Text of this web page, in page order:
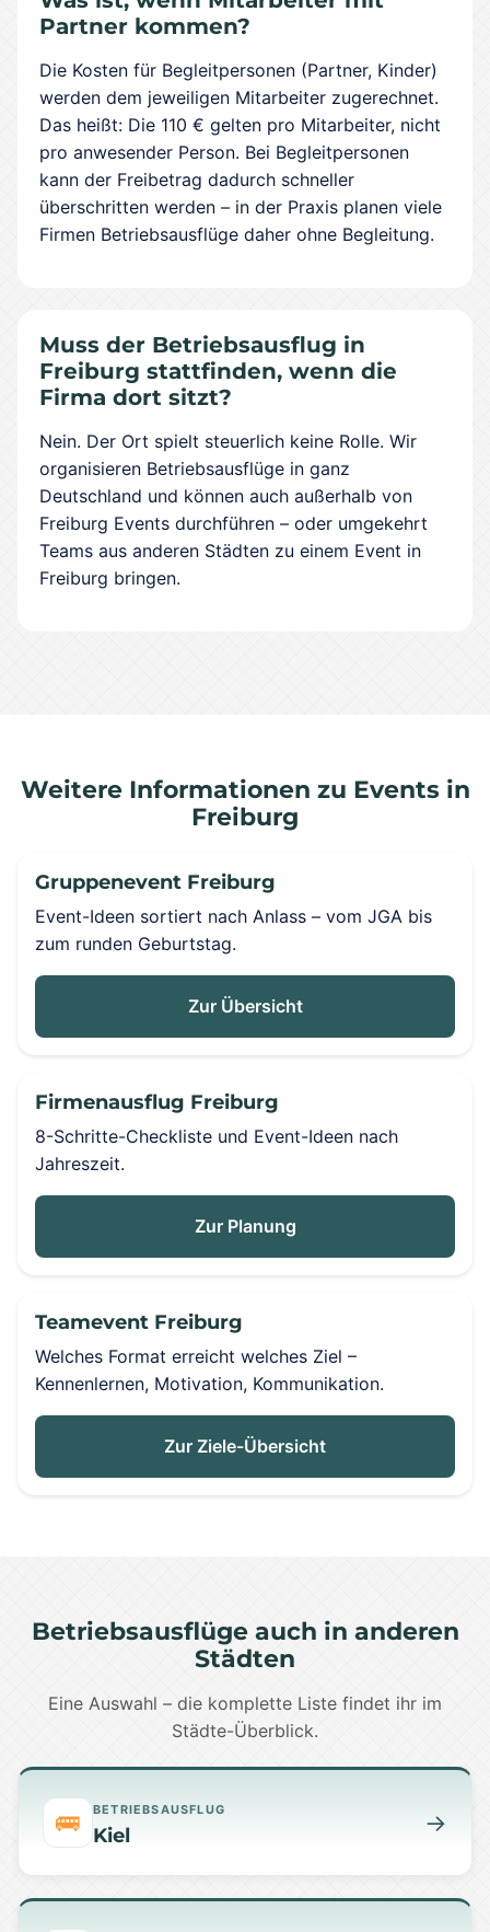
Partner kommen?
Die Kosten für Begleitpersonen (Partner, Kinder)
werden dem jeweiligen Mitarbeiter zugerechnet.
Das heißt: Die 110 € gelten pro Mitarbeiter, nicht
pro anwesender Person. Bei Begleitpersonen
kann der Freibetrag dadurch schneller
überschritten werden – in der Praxis planen viele
Firmen Betriebsausflüge daher ohne Begleitung.
Muss der Betriebsausflug in
Freiburg stattfinden, wenn die
Firma dort sitzt?
Nein. Der Ort spielt steuerlich keine Rolle. Wir
organisieren Betriebsausflüge in ganz
Deutschland und können auch außerhalb von
Freiburg Events durchführen – oder umgekehrt
Teams aus anderen Städten zu einem Event in
Freiburg bringen.
Weitere Informationen zu Events in
Freiburg
Gruppenevent Freiburg
Event-Ideen sortiert nach Anlass – vom JGA bis
zum runden Geburtstag.
Zur Übersicht
Firmenausflug Freiburg
8-Schritte-Checkliste und Event-Ideen nach
Jahreszeit.
Zur Planung
Teamevent Freiburg
Welches Format erreicht welches Ziel –
Kennenlernen, Motivation, Kommunikation.
Zur Ziele-Übersicht
Betriebsausflüge auch in anderen
Städten
Eine Auswahl – die komplette Liste findet ihr im
Städte-Überblick.
🚌 BETRIEBSAUSFLUG
Kiel →